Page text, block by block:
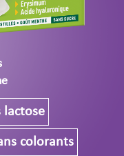
lactose
colorants